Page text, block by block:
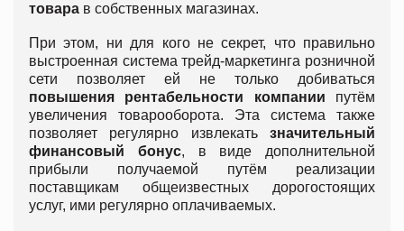
товара в собственных магазинах.
При этом, ни для кого не секрет, что правильно
выстроенная система трейд-маркетинга розничной
сети позволяет ей не только добиваться
повышения рентабельности компании путём
увеличения товарооборота. Эта система также
позволяет регулярно извлекать значительный
финансовый бонус, в виде дополнительной
прибыли получаемой путём реализации
поставщикам общеизвестных дорогостоящих
услуг, ими регулярно оплачиваемых.